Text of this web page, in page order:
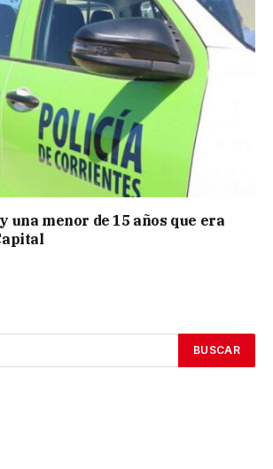
una menor de 15 años que era